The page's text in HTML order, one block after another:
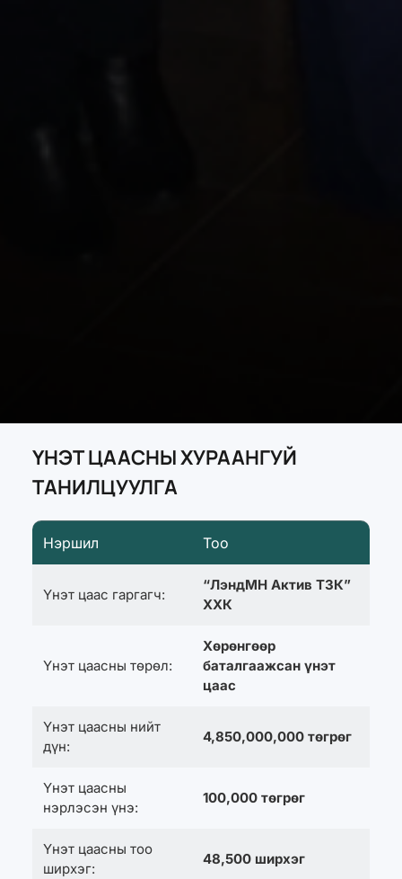
ҮНЭТ ЦААСНЫ ХУРААНГУЙ
ТАНИЛЦУУЛГА
Нэршил Тоо
Үнэт цаас гаргагч:
“ЛэндМН Актив ТЗК”
ХХК
Үнэт цаасны төрөл:
Хөрөнгөөр
баталгаажсан үнэт
цаас
Үнэт цаасны нийт
дүн:
4,850,000,000 төгрөг
Үнэт цаасны
нэрлэсэн үнэ:
100,000 төгрөг
Үнэт цаасны тоо
ширхэг:
48,500 ширхэг